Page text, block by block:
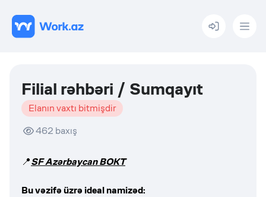
Menu
Filial rəhbəri / Sumqayıt
Elanın vaxtı bitmişdir
462 baxış
📍SF Azərbaycan BOKT
Bu vəzifə üzrə ideal namizəd: